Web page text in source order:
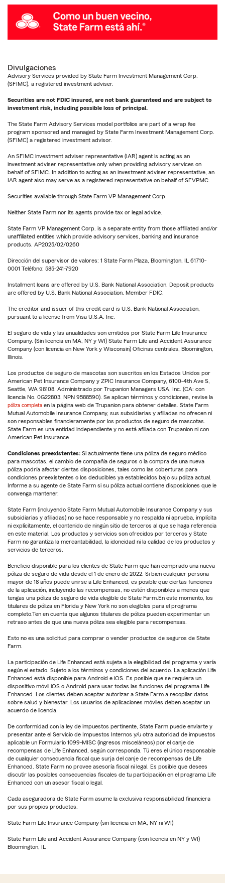
Divulgaciones
Advisory Services provided by State Farm Investment Management Corp.
(SFIMC), a registered investment adviser.
Securities are not FDIC insured, are not bank guaranteed and are subject to
investment risk, including possible loss of principal.
The State Farm Advisory Services model portfolios are part of a wrap fee
program sponsored and managed by State Farm Investment Management Corp.
(SFIMC) a registered investment advisor.
An SFIMC investment adviser representative (IAR) agent is acting as an
investment adviser representative only when providing advisory services on
behalf of SFIMC. In addition to acting as an investment adviser representative, an
IAR agent also may serve as a registered representative on behalf of SFVPMC.
Securities available through State Farm VP Management Corp.
Neither State Farm nor its agents provide tax or legal advice.
State Farm VP Management Corp. is a separate entity from those affiliated and/or
unaffiliated entities which provide advisory services, banking and insurance
products. AP2025/02/0260
Dirección del supervisor de valores: 1 State Farm Plaza, Bloomington, IL 61710-
0001 Teléfono: 585-241-7920
Installment loans are offered by U.S. Bank National Association. Deposit products
are offered by U.S. Bank National Association. Member FDIC.
The creditor and issuer of this credit card is U.S. Bank National Association,
pursuant to a license from Visa U.S.A. Inc.
El seguro de vida y las anualidades son emitidos por State Farm Life Insurance
Company. (Sin licencia en MA, NY y WI) State Farm Life and Accident Assurance
Company (con licencia en New York y Wisconsin) Oficinas centrales, Bloomington,
Illinois.
Los productos de seguro de mascotas son suscritos en los Estados Unidos por
American Pet Insurance Company y ZPIC Insurance Company, 6100-4th Ave S,
Seattle, WA 98108. Administrado por Trupanion Managers USA, Inc. (CA: con
licencia No. 0G22803, NPN 9588590). Se aplican términos y condiciones, revise la
póliza completa en la página web de Trupanion para obtener detalles. State Farm
Mutual Automobile Insurance Company, sus subsidiarias y afiliadas no ofrecen ni
son responsables financieramente por los productos de seguro de mascotas.
State Farm es una entidad independiente y no está afiliada con Trupanion ni con
American Pet Insurance.
Condiciones preexistentes: Si actualmente tiene una póliza de seguro médico
para mascotas, el cambio de compañía de seguros o la compra de una nueva
póliza podría afectar ciertas disposiciones, tales como las coberturas para
condiciones preexistentes o los deducibles ya establecidos bajo su póliza actual.
Informe a su agente de State Farm si su póliza actual contiene disposiciones que le
convenga mantener.
State Farm (incluyendo State Farm Mutual Automobile Insurance Company y sus
subsidiarias y afiliadas) no se hace responsable y no respalda ni aprueba, implícita
ni explícitamente, el contenido de ningún sitio de terceros al que se haga referencia
en este material. Los productos y servicios son ofrecidos por terceros y State
Farm no garantiza la mercantabilidad, la idoneidad ni la calidad de los productos y
servicios de terceros.
Beneficio disponible para los clientes de State Farm que han comprado una nueva
póliza de seguro de vida desde el 1 de enero de 2022. Si bien cualquier persona
mayor de 18 años puede unirse a Life Enhanced, es posible que ciertas funciones
de la aplicación, incluyendo las recompensas, no estén disponibles a menos que
tengas una póliza de seguro de vida elegible de State Farm.En este momento, los
titulares de póliza en Florida y New York no son elegibles para el programa
completo.Ten en cuenta que algunos titulares de póliza pueden experimentar un
retraso antes de que una nueva póliza sea elegible para recompensas.
Esto no es una solicitud para comprar o vender productos de seguros de State
Farm.
La participación de Life Enhanced está sujeta a la elegibilidad del programa y varía
según el estado. Sujeto a los términos y condiciones del acuerdo. La aplicación Life
Enhanced está disponible para Android e iOS. Es posible que se requiera un
dispositivo móvil iOS o Android para usar todas las funciones del programa Life
Enhanced. Los clientes deben aceptar autorizar a State Farm a recopilar datos
sobre salud y bienestar. Los usuarios de aplicaciones móviles deben aceptar un
acuerdo de licencia.
De conformidad con la ley de impuestos pertinente, State Farm puede enviarte y
presentar ante el Servicio de Impuestos Internos y/u otra autoridad de impuestos
aplicable un Formulario 1099-MISC (ingresos misceláneos) por el canje de
recompensas de Life Enhanced, según corresponda. Tú eres el único responsable
de cualquier consecuencia fiscal que surja del canje de recompensas de Life
Enhanced. State Farm no provee asesoría fiscal ni legal. Es posible que desees
discutir las posibles consecuencias fiscales de tu participación en el programa Life
Enhanced con un asesor fiscal o legal.
Cada aseguradora de State Farm asume la exclusiva responsabilidad financiera
por sus propios productos.
State Farm Life Insurance Company (sin licencia en MA, NY ni WI)
State Farm Life and Accident Assurance Company (con licencia en NY y WI)
Bloomington, IL